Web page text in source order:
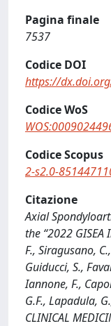
Pagina finale
7537
Codice DOI
https://
Codice WoS
Codice Scopus
2-s2.0-
Citazione
Axial
the “2022
F., Siragusano,
Guiducci, S.,
Iannone, F.,
G.F., Lapadula,
CLINICAL